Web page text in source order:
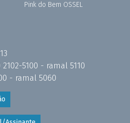
Pink do Bem OSSEL
2102-5100 - ramal 5110
- ramal 5060